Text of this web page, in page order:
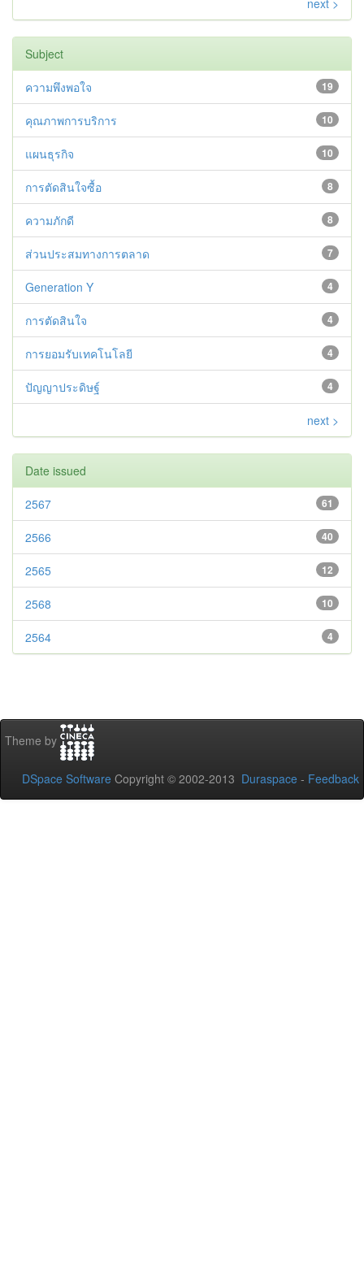
next >
Subject
19
ความพึงพอใจ
10
คุณภาพการบริการ
10
แผนธุรกิจ
8
การตัดสินใจซื้อ
8
ความภักดี
7
ส่วนประสมทางการตลาด
4
Generation Y
4
การตัดสินใจ
4
การยอมรับเทคโนโลยี
4
ปัญญาประดิษฐ์
next >
Date issued
61
2567
40
2566
12
2565
10
2568
4
2564
Theme by
DSpace Software Copyright © 2002-2013 Duraspace - Feedback